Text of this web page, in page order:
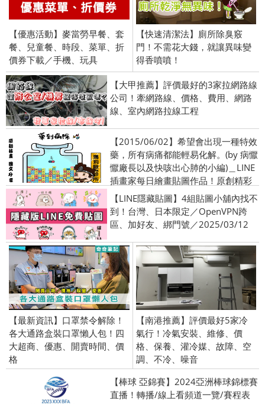
【優惠活動】麥當勞早餐、套
餐、兒童餐、時段、菜單、折
價券下載／手機、玩具
【快速清潔法】廁所除臭竅
門！不需花大錢，就讓異味變
得香噴噴！
【大甲推薦】評價最好的3家拉網路線
公司！牽網路線、價格、費用、網路
線、室內網路拉線工程
【2015/06/02】希望會出現一種特效
藥，所有病痛都能輕易化解。(by 病懨
懨廠長以及快咳出心肺的小編)＿LINE
插畫家每日繪畫貼圖作品！原創精彩
連載中！
【LINE隱藏貼圖】4組貼圖小舖內找不
到！台灣、日本限定／OpenVPN跨
區、加好友、綁門號／2025/03/12
【最新資訊】口罩禁令解除！
各大通路盒裝口罩懶人包！四
大超商、優惠、開賣時間、價
格
【南港推薦】評價最好5家冷
氣行！冷氣安裝、維修、價
格、保養、灌冷媒、故障、空
調、不冷、噪音
【棒球 亞錦賽】2024亞洲棒球錦標賽
直播！轉播/線上看頻道一覽/賽程表